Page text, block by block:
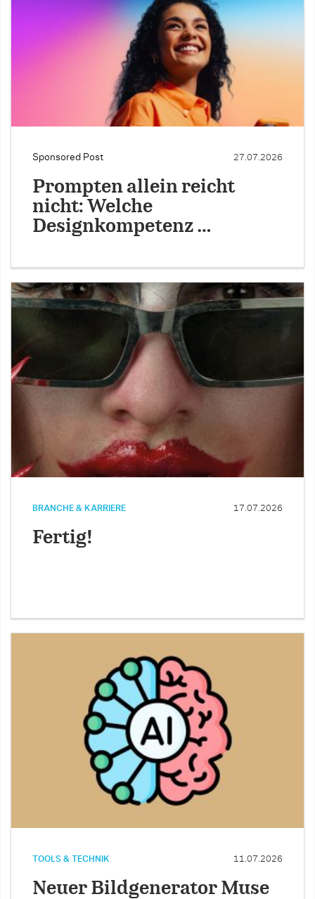
Sponsored Post 27.07.2026
Prompten allein reicht
nicht: Welche
Designkompetenz …
BRANCHE & KARRIERE 17.07.2026
Fertig!
TOOLS & TECHNIK 11.07.2026
Neuer Bildgenerator Muse